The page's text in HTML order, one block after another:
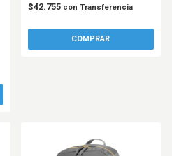
$42.755 con Transferencia